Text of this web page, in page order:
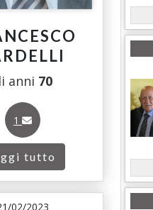
anni 70
1
tutto
02/2023